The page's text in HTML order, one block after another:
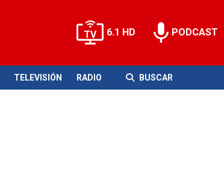
6.1 HD PODCAST
TELEVISIÓN RADIO BUSCAR